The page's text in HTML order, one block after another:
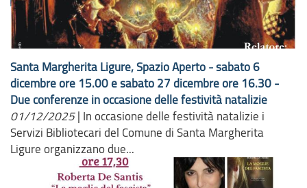
Santa Margherita Ligure, Spazio Aperto - sabato 6
dicembre ore 15.00 e sabato 27 dicembre ore 16.30 -
Due conferenze in occasione delle festività natalizie
01/12/2025 | In occasione delle festività natalizie i
Servizi Bibliotecari del Comune di Santa Margherita
Ligure organizzano due...